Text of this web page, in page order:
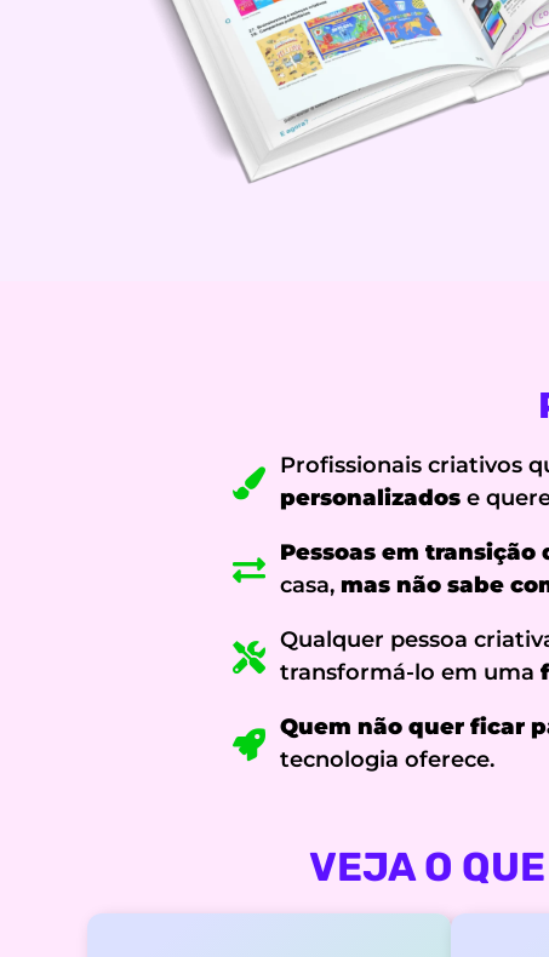
Profissionais criativos
personalizadose
Pessoas em transição
casa, mas não sabe
Qualquer pessoa
transformá-lo em uma
Quem não quer ficar
tecnologia oferece.
VEJA O